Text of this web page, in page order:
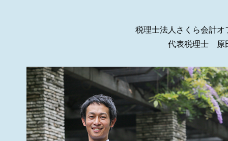
税理士法人さくら会計オ
代表税理士 原